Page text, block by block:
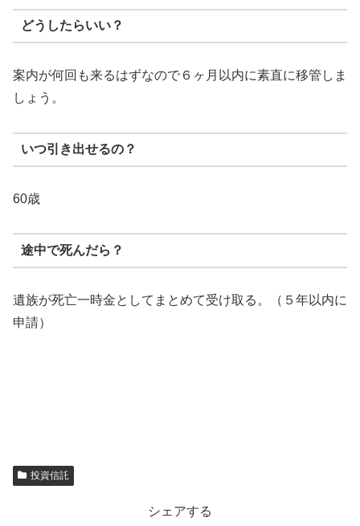
どうしたらいい？
案内が何回も来るはずなので６ヶ月以内に素直に移管しま
しょう。
いつ引き出せるの？
60歳
途中で死んだら？
遺族が死亡一時金としてまとめて受け取る。（５年以内に
申請）
投資信託
シェアする